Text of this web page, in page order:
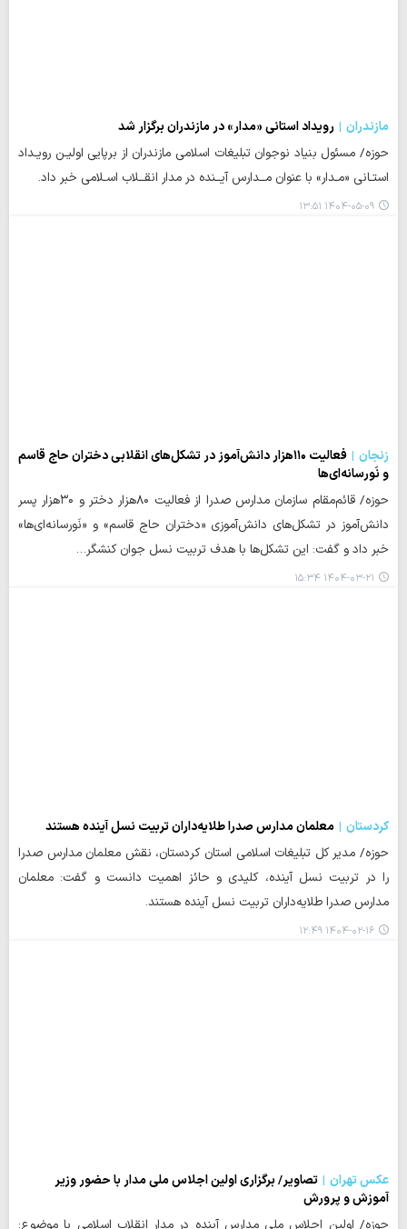
مازندران
رویداد استانی «مدار» در مازندران برگزار شد
حوزه/ مسئول بنیاد نوجوان تبلیغات اسلامی مازندران از برپایی اولیـن رویـداد
استـانی «مـدار» با عنوان مــدارس آیــنده در مدار انقــلاب اسـلامی خبر داد.
۱۴۰۴-۰۵-۰۹ ۱۳:۵۱
زنجان
فعالیت ۱۱۰هزار دانش‌آموز در تشکل‌های انقلابی دختران حاج قاسم
و نَورسانه‌ای‌ها
حوزه/ قائم‌مقام سازمان مدارس صدرا از فعالیت ۸۰هزار دختر و ۳۰هزار پسر
دانش‌آموز در تشکل‌های دانش‌آموزی «دختران حاج قاسم» و «نَورسانه‌ای‌ها»
خبر داد و گفت: این تشکل‌ها با هدف تربیت نسل جوان کنشگر…
۱۴۰۴-۰۳-۲۱ ۱۵:۳۴
کردستان
معلمان مدارس صدرا طلایه‌داران تربیت نسل آینده هستند
حوزه/ مدیر کل تبلیغات اسلامی استان کردستان، نقش معلمان مدارس صدرا
را در تربیت نسل آینده، کلیدی و حائز اهمیت دانست و گفت: معلمان
مدارس صدرا طلایه‌داران تربیت نسل آینده هستند.
۱۴۰۴-۰۲-۱۶ ۱۲:۴۹
عکس تهران
تصاویر/ برگزاری اولین اجلاس ملی مدار با حضور وزیر
آموزش و پرورش
حوزه/ اولین اجلاس ملی مدارس آینده در مدار انقلاب اسلامی با موضوع: